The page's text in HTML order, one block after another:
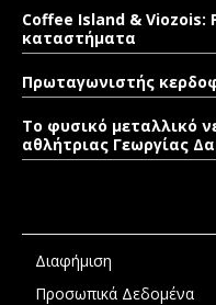
Coffee Island & Viozois:
καταστήματα
Πρωταγωνιστής
Το φυσικό μεταλλικό
αθλήτριας Γεωργίας
Διαφήμιση
Προσωπικά Δεδομένα